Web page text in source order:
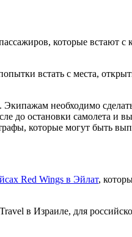
которые встают с
встать с места,
необходимо
до остановки самолета и
которые могут быть
Red Wings в Эйлат,
в Израиле, для